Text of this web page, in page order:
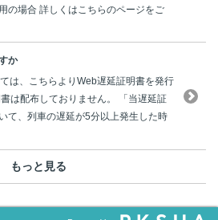
の場合 詳しくはこちらのページをご
か
は、こちらよりWeb遅延証明書を発行
は配布しておりません。 「当遅延証
て、列車の遅延が5分以上発生した時
もっと見る